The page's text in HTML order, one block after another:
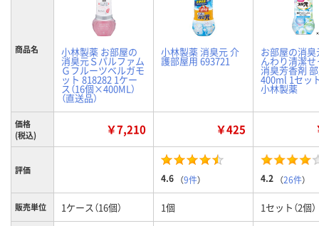
商品名 小林製薬 お部屋の
消臭元Ｓパルファム
Ｇフルーツベルガモ
ット 818282 1ケー
ス（16個×400ML）
（直送品）
小林製薬 消臭元 介
護部屋用 693721
お部屋の消臭
んわり清潔
消臭芳香剤
400ml 1セット
小林製薬
価格
(税込)
￥7,210 ￥425
評価
4.6 （9件） 4.2 （26件）
販売単位 1ケース（16個） 1個 1セット（2個）